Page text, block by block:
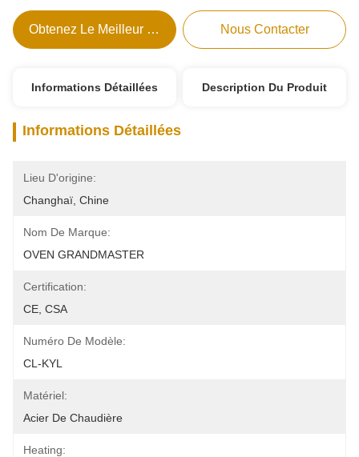
Obtenez Le Meilleur Prix Nous Contacter
Informations Détaillées Description Du Produit
Informations Détaillées
Lieu D'origine:
Changhaï, Chine
Nom De Marque:
OVEN GRANDMASTER
Certification:
CE, CSA
Numéro De Modèle:
CL-KYL
Matériel:
Acier De Chaudière
Heating: